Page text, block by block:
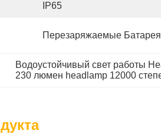
IP65
Перезаряжаемые Батарея
Водоустойчивый свет работы
230 люмен headlamp 12000